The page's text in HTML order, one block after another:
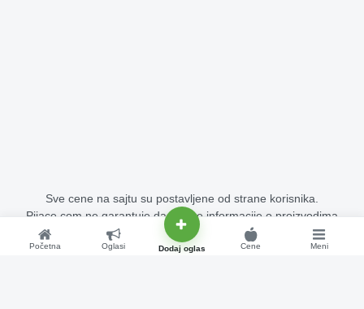
Sve cene na sajtu su postavljene od strane korisnika.
Pijace.com ne garantuje da su sve informacije o proizvodima
potpuno tačne i bez grešaka.
Copyright © 2015 - 2026 Pijace.com Sva prava su zadržana.
Početna Oglasi Dodaj oglas Cene Meni